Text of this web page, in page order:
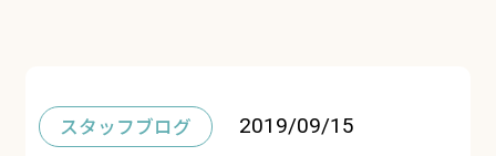
スタッフブログ 2019/09/15